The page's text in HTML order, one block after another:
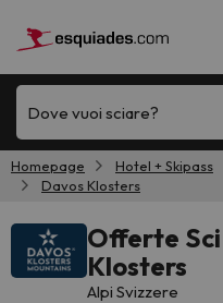
Dove vuoi sciare?
Homepage Hotel + Skipass
Davos Klosters
Offerte
Klosters
Alpi Svizzere